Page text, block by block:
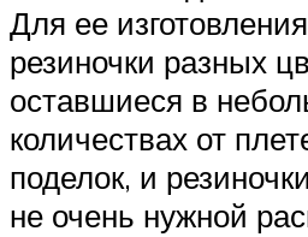
Для ее
резиночки разных
оставшиеся в
количествах от
поделок, и
не очень нужной